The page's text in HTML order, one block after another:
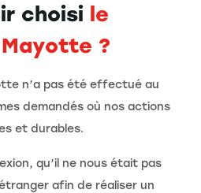
choisi le
?
n’a pas été effectué au
demandés où nos actions
et durables.
qu’il ne nous était pas
afin de réaliser un